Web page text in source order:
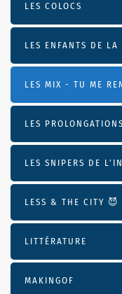
LES COLOCS
LES ENFANTS DE
LES MIX - TU ME
LES PROLONGATIONS
LES SNIPERS DE
LESS & THE CITY 😈
LITTÉRATURE
MAKINGOF